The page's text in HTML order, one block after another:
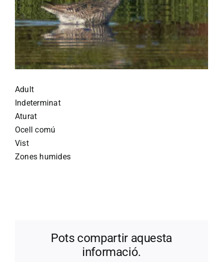
Adult
Indeterminat
Aturat
Ocell comú
Vist
Zones humides
Pots compartir aquesta
informació.